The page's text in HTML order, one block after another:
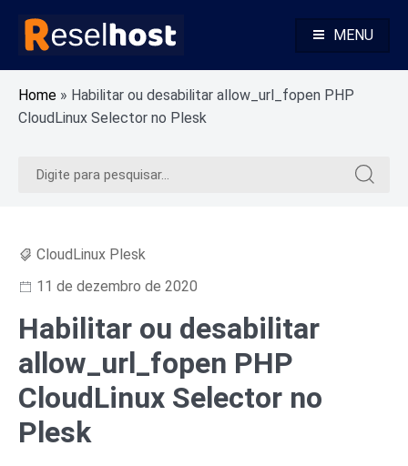
para
Reselhost
Alojamento Web Rápido e Seguro Revenda Alojamento Web
MENU
Home » Habilitar ou desabilitar allow_url_fopen PHP
CloudLinux Selector no Plesk
Pesquisar
por:
CloudLinux Plesk
11 de dezembro de 2020
Habilitar ou desabilitar
allow_url_fopen PHP
CloudLinux Selector no
Plesk